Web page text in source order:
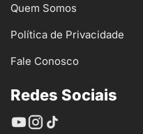
Quem Somos
Política de Privacidade
Fale Conosco
Redes Sociais